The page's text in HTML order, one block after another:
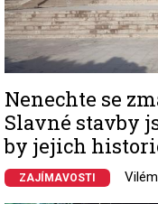
Nenechte se
Slavné stavby
by jejich
ZAJÍMAVOSTI